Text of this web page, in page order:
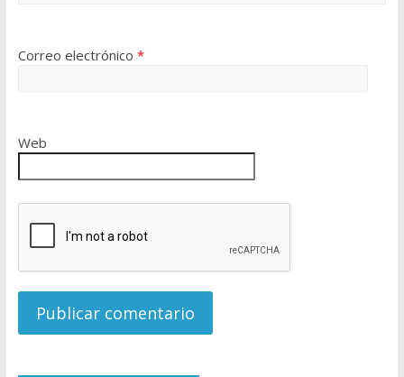
Correo electrónico *
Web